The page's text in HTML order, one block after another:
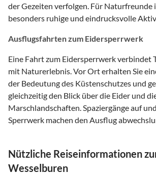
der Gezeiten verfolgen. Für Naturfreunde
besonders ruhige und eindrucksvolle
Ausflugsfahrten zum Eidersperrwerk
Eine Fahrt zum Eidersperrwerk verbindet
mit Naturerlebnis. Vor Ort erhalten Sie
der Bedeutung des Küstenschutzes und
gleichzeitig den Blick über die Eider und
Marschlandschaften. Spaziergänge auf
Sperrwerk machen den Ausflug
Nützliche Reiseinformationen
Wesselburen